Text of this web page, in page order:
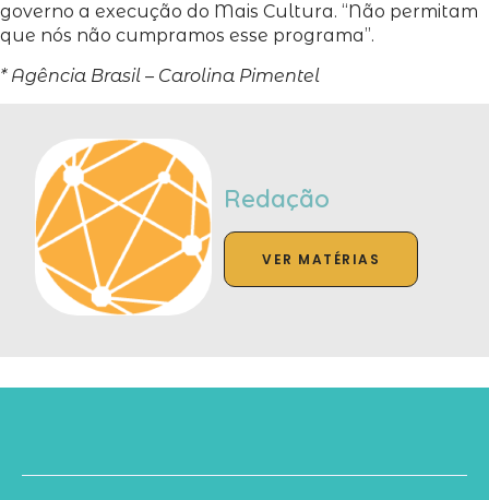
governo a execução do Mais Cultura. “Não permitam
que nós não cumpramos esse programa”.
* Agência Brasil – Carolina Pimentel
Redação
VER MATÉRIAS